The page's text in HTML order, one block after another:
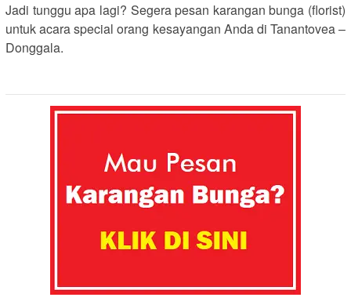
Jadi tunggu apa lagi? Segera pesan karangan bunga (florist)
untuk acara special orang kesayangan Anda di Tanantovea –
Donggala.